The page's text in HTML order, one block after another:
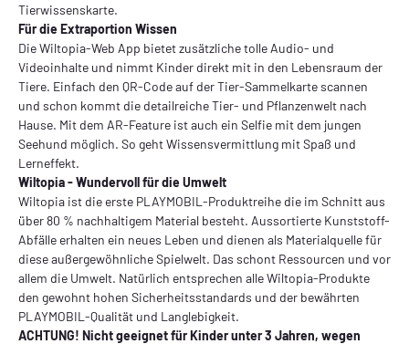
Tierwissenskarte.
Für die Extraportion Wissen
Die Wiltopia-Web App bietet zusätzliche tolle Audio- und
Videoinhalte und nimmt Kinder direkt mit in den Lebensraum der
Tiere. Einfach den QR-Code auf der Tier-Sammelkarte scannen
und schon kommt die detailreiche Tier- und Pflanzenwelt nach
Hause. Mit dem AR-Feature ist auch ein Selfie mit dem jungen
Seehund möglich. So geht Wissensvermittlung mit Spaß und
Lerneffekt.
Wiltopia - Wundervoll für die Umwelt
Wiltopia ist die erste PLAYMOBIL-Produktreihe die im Schnitt aus
über 80 % nachhaltigem Material besteht. Aussortierte Kunststoff-
Abfälle erhalten ein neues Leben und dienen als Materialquelle für
diese außergewöhnliche Spielwelt. Das schont Ressourcen und vor
allem die Umwelt. Natürlich entsprechen alle Wiltopia-Produkte
den gewohnt hohen Sicherheitsstandards und der bewährten
PLAYMOBIL-Qualität und Langlebigkeit.
ACHTUNG! Nicht geeignet für Kinder unter 3 Jahren, wegen